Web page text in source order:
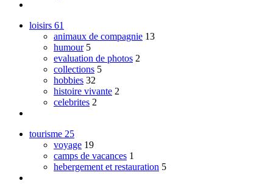
loisirs 61
animaux de compagnie 13
humour 5
evaluation de photos 2
collections 5
hobbies 32
histoire vivante 2
celebrites 2
tourisme 25
voyage 19
camps de vacances 1
hebergement et restauration 5